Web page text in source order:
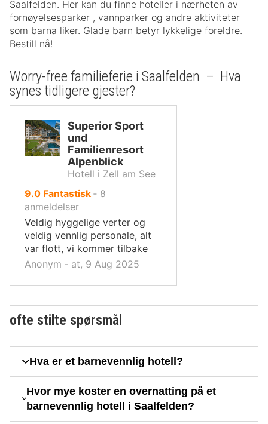
Saalfelden. Her kan du finne hoteller i nærheten av
fornøyelsesparker , vannparker og andre aktiviteter
som barna liker. Glade barn betyr lykkelige foreldre.
Bestill nå!
Worry-free familieferie i Saalfelden – Hva
synes tidligere gjester?
Superior Sport
und
Familienresort
Alpenblick
Hotell i Zell am See
9.0av
10,
Fantastisk ‐ 8
anmeldelser
Veldig hyggelige verter og
veldig vennlig personale, alt
var flott, vi kommer tilbake
Anonym ‐ at, 9 Aug 2025
ofte stilte spørsmål
Hva er et barnevennlig hotell?
Hvor mye koster en overnatting på et
barnevennlig hotell i Saalfelden?